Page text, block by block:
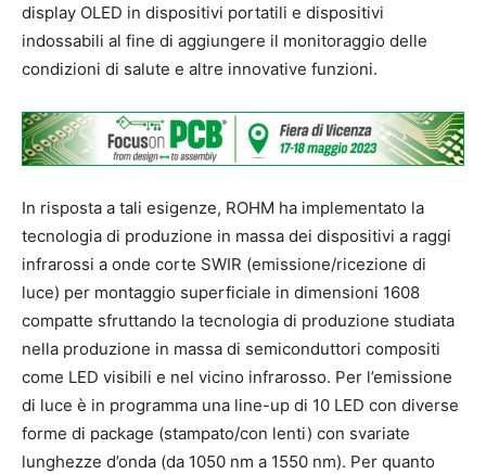
display OLED in dispositivi portatili e dispositivi
indossabili al fine di aggiungere il monitoraggio delle
condizioni di salute e altre innovative funzioni.
In risposta a tali esigenze, ROHM ha implementato la
tecnologia di produzione in massa dei dispositivi a raggi
infrarossi a onde corte SWIR (emissione/ricezione di
luce) per montaggio superficiale in dimensioni 1608
compatte sfruttando la tecnologia di produzione studiata
nella produzione in massa di semiconduttori compositi
come LED visibili e nel vicino infrarosso. Per l’emissione
di luce è in programma una line-up di 10 LED con diverse
forme di package (stampato/con lenti) con svariate
lunghezze d’onda (da 1050 nm a 1550 nm). Per quanto